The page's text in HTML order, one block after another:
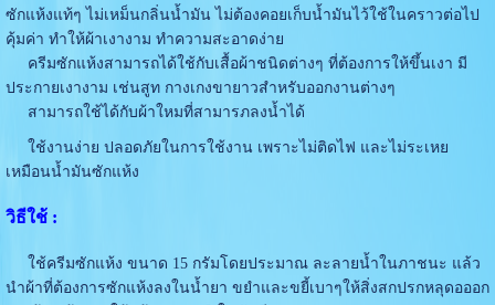
ซักแห้งแท้ๆ ไม่เหม็นกลิ่นน้ำมัน ไม่ต้องคอยเก็บน้ำมันไว้ใช้ในคราวต่อไป
คุ้มค่า ทำให้ผ้าเงางาม ทำความสะอาดง่าย
ครีมซักแห้งสามารถได้ใช้กับเสื้อผ้าชนิดต่างๆ ที่ต้องการให้ขึ้นเงา มี
ประกายเงางาม เช่นสูท กางเกงขายาวสำหรับออกงานต่างๆ
สามารถใช้ได้กับผ้าใหมที่สามารภลงน้ำได้
ใช้งานง่าย ปลอดภัยในการใช้งาน เพราะไม่ติดไฟ และไม่ระเหย
เหมือนน้ำมันซักแห้ง
วิธีใช้ :
ใช้ครีมซักแห้ง ขนาด 15 กรัมโดยประมาณ ละลายน้ำในภาชนะ แล้ว
นำผ้าที่ต้องการซักแห้งลงในน้ำยา ขยำและขยี้เบาๆให้สิ่งสกปรกหลุดอออก